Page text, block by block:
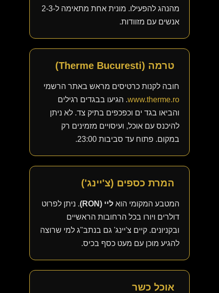
מהנהג להפעילו. מונית אחת מתאימה ל-2-3
אנשים עם מזוודות.
טרמה (Therme Bucuresti)
חובה לקנות כרטיסים מראש באתר הרשמי
www.therme.ro. הגיעו בבגדים רגילים
והביאו בגד ים וכפכפים בתיק צד. לא ניתן
להיכנס עם אוכל, ועיסויים מזמינים רק
במקום. פתוח עד סביבות 23:00.
המרת כספים (צ'יינג')
המטבע המקומי הוא ליי (RON)
. ניתן לפרוט
דולרים ויורו בכל הרחובות הראשיים
ובקניונים. קיים צ'יינג' גם בנתב"ג למי שרוצה
להגיע מוכן עם מעט כסף בכיס.
אוכל כשר